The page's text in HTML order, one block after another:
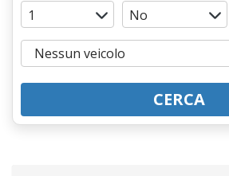
CERCA